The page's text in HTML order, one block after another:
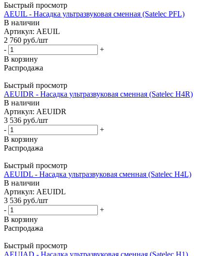
Быстрый просмотр
AEUIL - Насадка ультразвуковая сменная (Satelec PFL)
В наличии
Артикул: AEUIL
2 760 руб./шт
-
+
В корзину
Распродажа
Быстрый просмотр
AEUIDR - Насадка ультразвуковая сменная (Satelec H4R)
В наличии
Артикул: AEUIDR
3 536 руб./шт
-
+
В корзину
Распродажа
Быстрый просмотр
AEUIDL - Насадка ультразвуковая сменная (Satelec H4L)
В наличии
Артикул: AEUIDL
3 536 руб./шт
-
+
В корзину
Распродажа
Быстрый просмотр
AEUIAD - Насадка ультразвуковая сменная (Satelec H1)